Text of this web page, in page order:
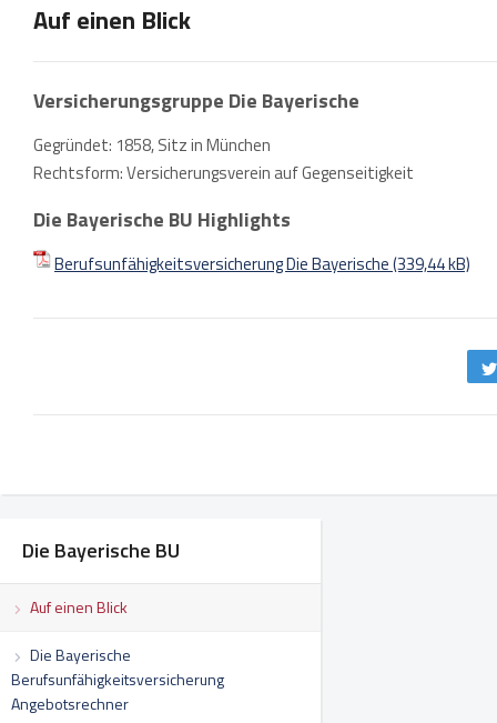
Die Bayerische BU
Auf einen Blick
Die Bayerische
Berufsunfähigkeitsversicherung
Angebotsrechner
Auf einen Blick
Versicherungsgruppe Die Bayerische
Gegründet: 1858, Sitz in München
Rechtsform: Versicherungsverein auf Gegenseitigkeit
Die Bayerische BU Highlights
Berufsunfähigkeitsversicherung Die Bayerische